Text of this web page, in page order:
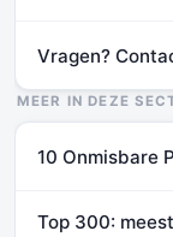
Vragen?
MEER IN DEZE
10 Onmisbare
Top 300: